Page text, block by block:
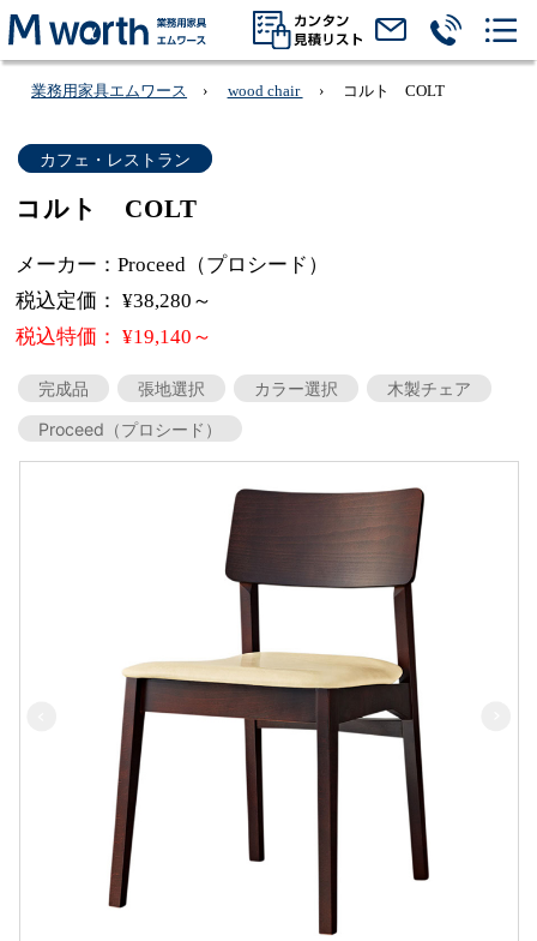
業務用家具エムワース wood chair コルト COLT
カフェ・レストラン
コルト COLT
メーカー：Proceed（プロシード）
税込定価： ¥38,280～
税込特価： ¥19,140～
完成品 張地選択 カラー選択
木製チェア
Proceed（プロシード）